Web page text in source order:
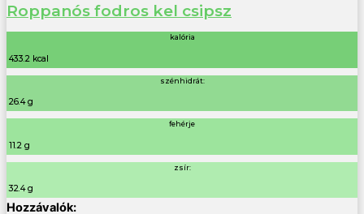
Roppanós fodros kel csipsz
kalória
433.2 kcal
szénhidrát:
26.4 g
fehérje
11.2 g
zsír:
32.4 g